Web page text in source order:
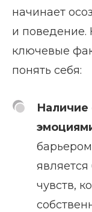
начинает
и
ключевые
понять себя:
Наличие
чувств,